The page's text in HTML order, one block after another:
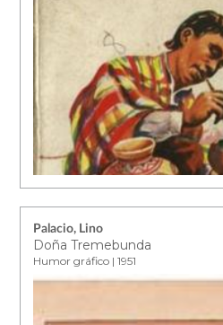
Palacio, Lino
Doña Tremebunda
Humor gráfico | 1951